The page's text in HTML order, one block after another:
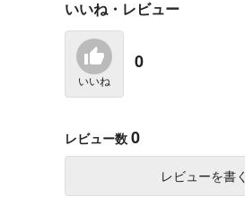
爆乳バニーおばさん 1
ジーオーティー
715円（税込）
サンプル
いいね・レビュー
いいね
0
レビュー数 0
レビューを書く